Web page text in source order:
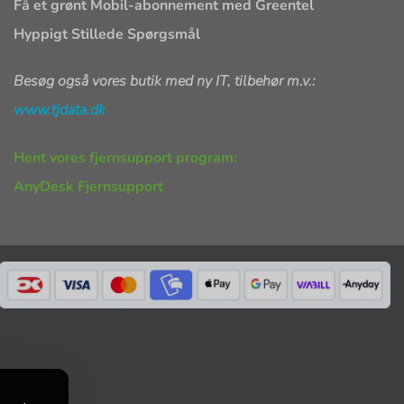
Få et grønt Mobil-abonnement med Greentel
Hyppigt Stillede Spørgsmål
Besøg også vores butik med ny IT, tilbehør m.v.:
www.tjdata.dk
Hent vores fjernsupport program:
AnyDesk Fjernsupport